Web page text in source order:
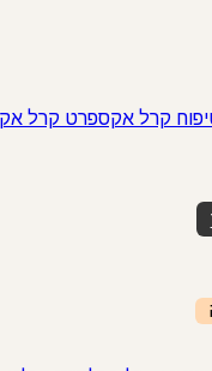
קרל אקספרט קרל